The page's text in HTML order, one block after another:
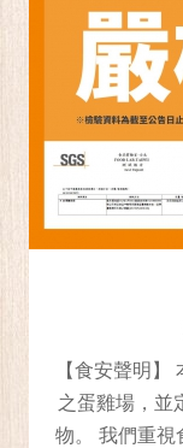
【食安聲明
之蛋雞場，並
物。 我們重視